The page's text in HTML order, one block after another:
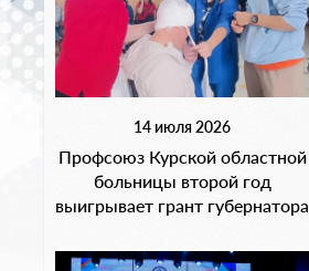
14 июля 2026
Профсоюз Курской областной
больницы второй год
выигрывает грант губернатора